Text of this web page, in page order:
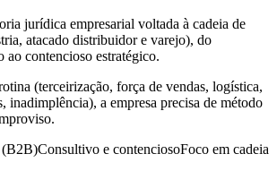
jurídica empresarial voltada à cadeia de
atacado distribuidor e varejo), do
contencioso estratégico.
(terceirização, força de vendas, logística,
inadimplência), a empresa precisa de método
(B2B)Consultivo e contenciosoFoco em cadeia